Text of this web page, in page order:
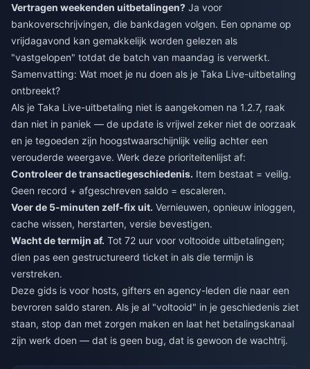
Vertragen weekenden uitbetalingen? Ja voor
bankoverschrijvingen, die bankdagen volgen. Een opname op
vrijdagavond kan gemakkelijk worden gelezen als
"vastgelopen" totdat de batch van maandag is verwerkt.
Samenvatting: Wat moet je nu doen als je Taka Live-uitbetaling
ontbreekt?
Als je Taka Live-uitbetaling niet is aangekomen na 1.2.7, raak
dan niet in paniek — de update is vrijwel zeker niet de oorzaak
en je tegoeden zijn hoogstwaarschijnlijk veilig achter een
verouderde weergave. Werk deze prioriteitenlijst af:
Controleer de transactiegeschiedenis. Item bestaat = veilig.
Geen record + afgeschreven saldo = escaleren.
Voer de 5-minuten zelf-fix uit. Vernieuwen, opnieuw inloggen,
cache wissen, herstarten, versie bevestigen.
Wacht de termijn af. Tot 72 uur voor voltooide uitbetalingen;
dien pas een gestructureerd ticket in als die termijn is
verstreken.
Deze gids is voor hosts, gifters en agency-leden die naar een
bevroren saldo staren. Als je al "voltooid" in je geschiedenis ziet
staan, stop dan met zorgen maken en laat het betalingskanaal
zijn werk doen — dat is geen bug, dat is gewoon de wachtrij.